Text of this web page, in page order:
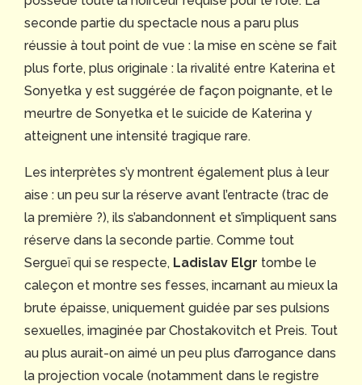
seconde partie du spectacle nous a paru plus
réussie à tout point de vue : la mise en scène se fait
plus forte, plus originale : la rivalité entre Katerina et
Sonyetka y est suggérée de façon poignante, et le
meurtre de Sonyetka et le suicide de Katerina y
atteignent une intensité tragique rare.
Les interprètes s’y montrent également plus à leur
aise : un peu sur la réserve avant l’entracte (trac de
la première ?), ils s’abandonnent et s’impliquent sans
réserve dans la seconde partie. Comme tout
Sergueï qui se respecte, Ladislav Elgr tombe le
caleçon et montre ses fesses, incarnant au mieux la
brute épaisse, uniquement guidée par ses pulsions
sexuelles, imaginée par Chostakovitch et Preis. Tout
au plus aurait-on aimé un peu plus d’arrogance dans
la projection vocale (notamment dans le registre